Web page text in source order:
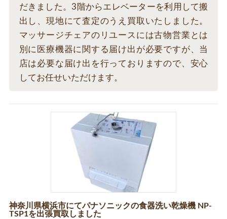
だきました。3階からエレベーターを利用して搬
出し、現地にて査定のうえ買取いたしました。
マッサージチェアのリユースには古物営業とは
別に医療機器に関する届け出が必要ですが、当
店は必要な届け出を行っておりますので、安心
してお任せいただけます。
神奈川県横浜市にてパナソニックの食器洗い乾燥機 NP-
TSP1を出張買取しました